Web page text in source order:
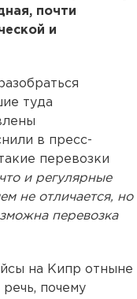
почти
и
туда
в пресс-
перевозки
и регулярные
не отличается, но
перевозка
на Кипр отныне
почему